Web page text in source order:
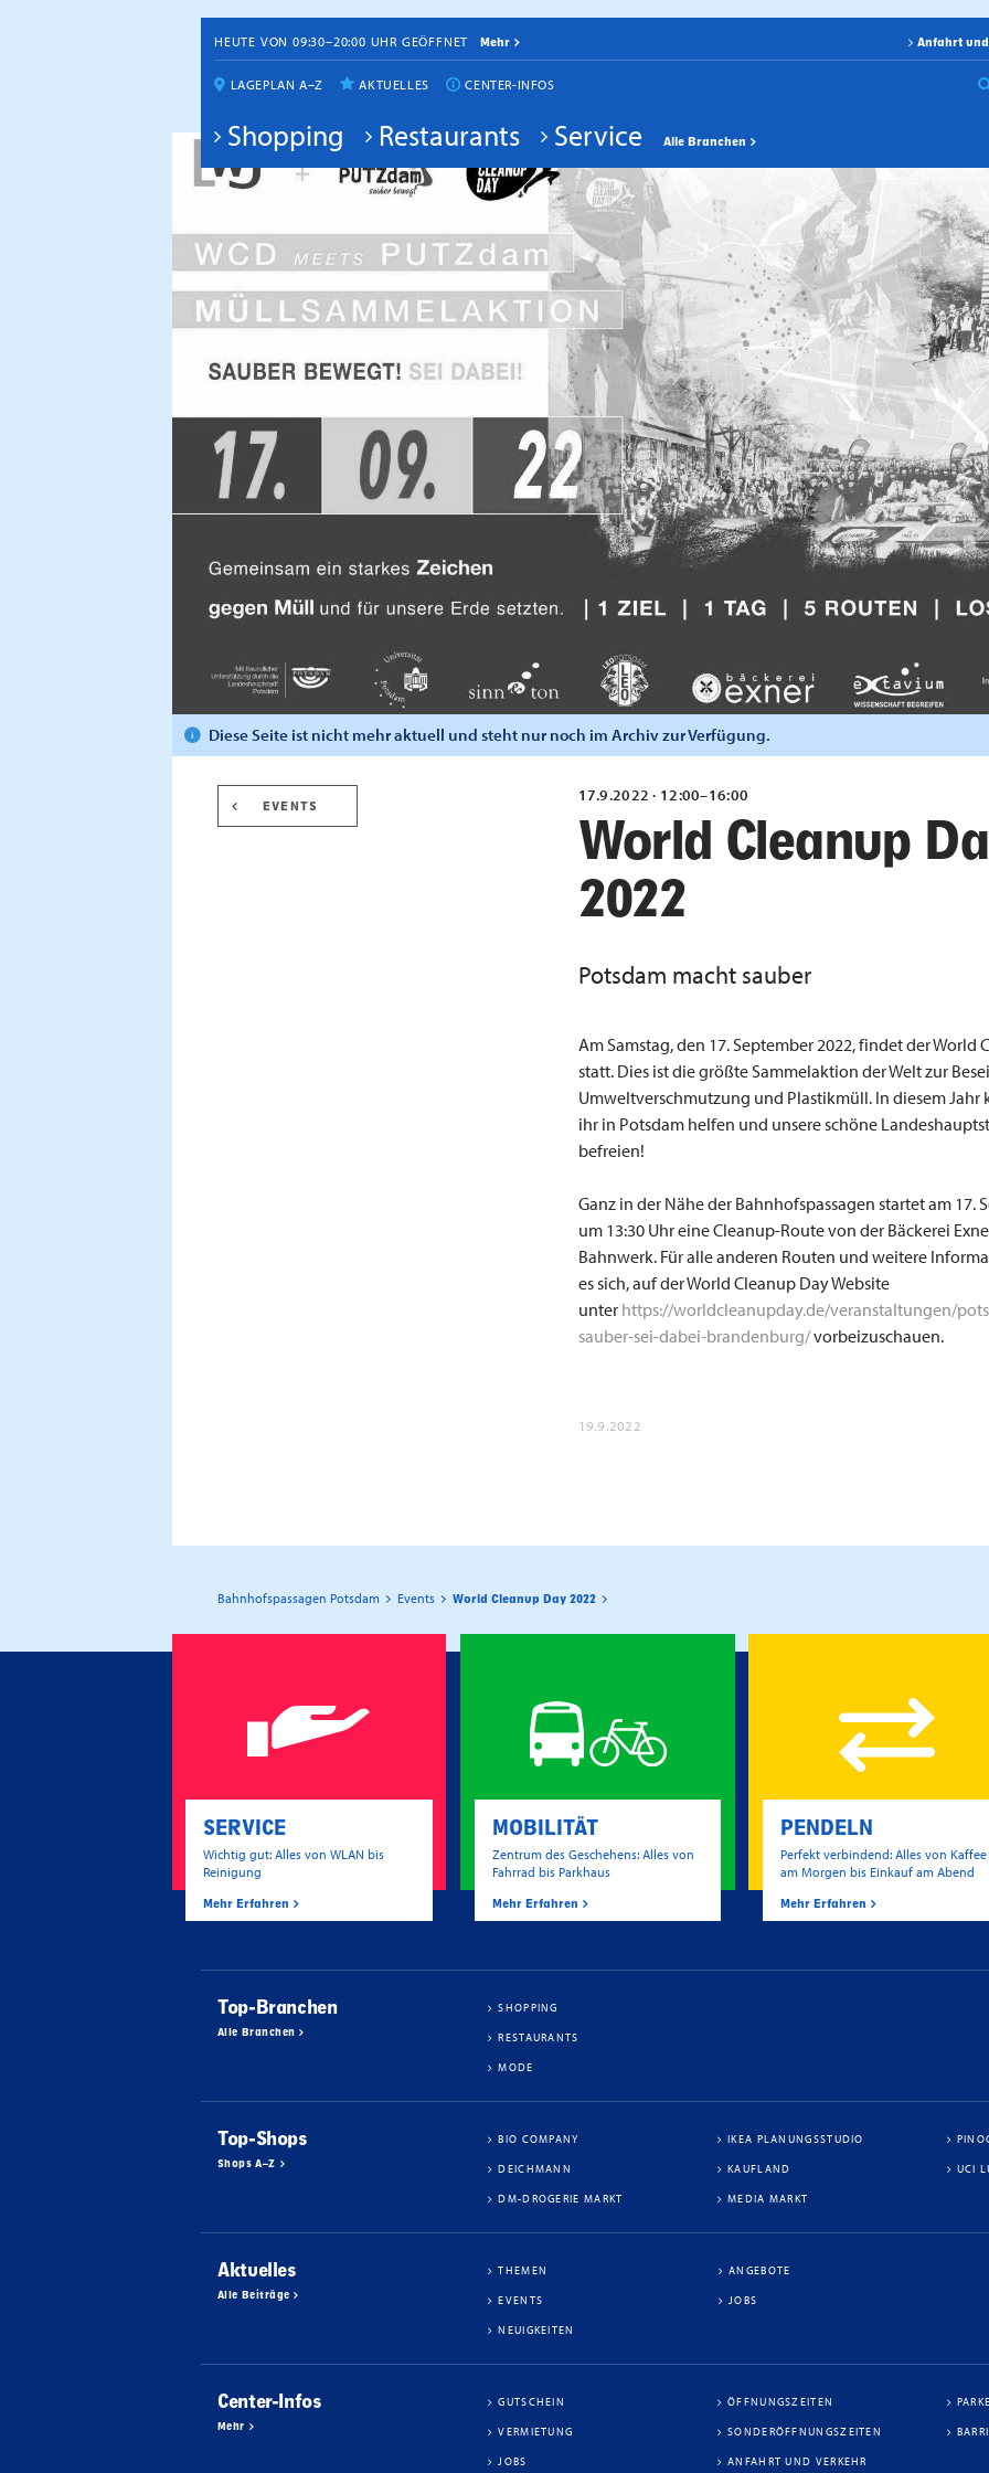
HEUTE VON 09:30–20:00 UHR GEÖFFNET Mehr Anfahrt
LAGEPLAN A–Z AKTUELLES CENTER-INFOS
Shopping Restaurants Service Alle Branchen
Diese Seite ist nicht mehr aktuell und steht nur noch im Archiv zur Verfügung.
17.9.2022 · 12:00–16:00
World Cleanup
2022
Potsdam macht sauber
Am Samstag, den 17. September 2022, findet der World
statt. Dies ist die größte Sammelaktion der Welt zur
Umweltverschmutzung und Plastikmüll. In diesem Jahr
ihr in Potsdam helfen und unsere schöne
befreien!
Ganz in der Nähe der Bahnhofspassagen startet am 17.
um 13:30 Uhr eine Cleanup-Route von der Bäckerei
Bahnwerk. Für alle anderen Routen und weitere
es sich, auf der World Cleanup Day Website
unter https://worldcleanupday.de/veranstaltungen/
sauber-sei-dabei-brandenburg/vorbeizuschauen.
19.9.2022
EVENTS
Bahnhofspassagen Potsdam Events World Cleanup Day 2022
SERVICE
Wichtig gut: Alles von WLAN bis
Reinigung
Mehr Erfahren
MOBILITÄT
Zentrum des Geschehens: Alles von
Fahrrad bis Parkhaus
Mehr Erfahren
PENDELN
Perfekt verbindend: Alles von Kaffee
am Morgen bis Einkauf am Abend
Mehr Erfahren
Top-Branchen
Alle Branchen
SHOPPING
RESTAURANTS
MODE
Top-Shops
Shops A–Z
BIO COMPANY
DEICHMANN
DM-DROGERIE MARKT
IKEA PLANUNGSSTUDIO
KAUFLAND
MEDIA MARKT
UCI
Aktuelles
Alle Beiträge
THEMEN
EVENTS
NEUIGKEITEN
ANGEBOTE
JOBS
Center-Infos
Mehr
GUTSCHEIN
VERMIETUNG
JOBS
ÖFFNUNGSZEITEN
SONDERÖFFNUNGSZEITEN
ANFAHRT UND VERKEHR